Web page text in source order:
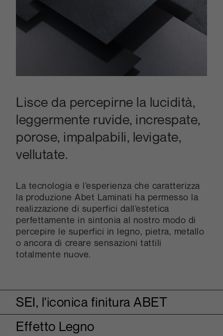
Lisce da percepirne la lucidità,
leggermente ruvide, increspate,
porose, impalpabili, levigate,
vellutate.
La tecnologia e l’esperienza che caratterizza
la produzione Abet Laminati ha permesso la
realizzazione di superfici dall’estetica
perfettamente in sintonia al nostro modo di
percepire le superfici in legno, pietra, metallo
o ancora di creare sensazioni tattili
totalmente nuove.
SEI, l'iconica finitura ABET
La numero SEI è l’iconica finitura Abet
Effetto Legno